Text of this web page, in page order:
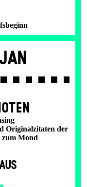
Originalzitaten der
Mond